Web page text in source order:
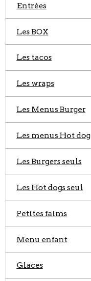
Entrées
Les BOX
Les tacos
Les wraps
Les Menus Burger
Les menus Hot dog
Les Burgers seuls
Les Hot dogs seul
Petites faims
Menu enfant
Glaces